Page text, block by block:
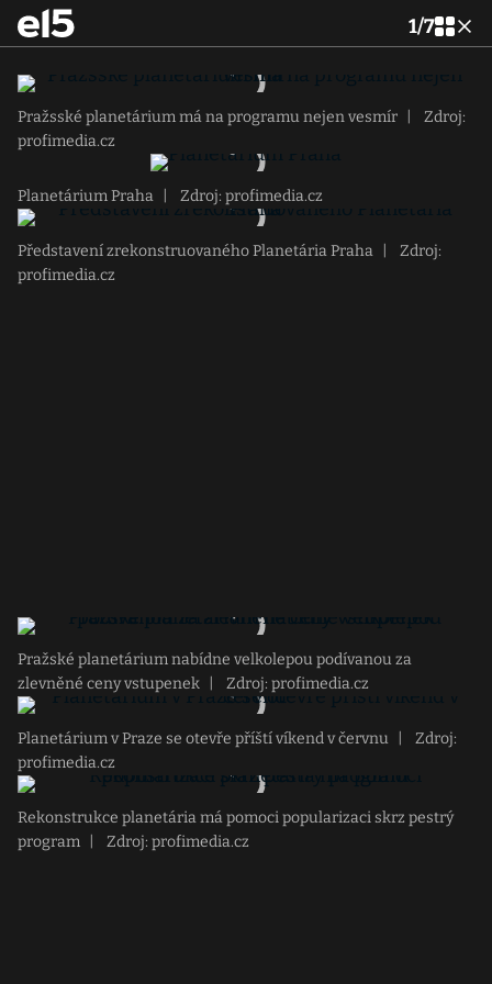
1/7
Pražsské planetárium má na programu nejen vesmír
Zdroj:
profimedia.cz
Planetárium Praha Zdroj: profimedia.cz
Představení zrekonstruovaného Planetária Praha
Zdroj:
profimedia.cz
Pražské planetárium nabídne velkolepou podívanou za
zlevněné ceny vstupenek
Zdroj: profimedia.cz
Planetárium v Praze se otevře příští víkend v červnu
Zdroj:
profimedia.cz
Rekonstrukce planetária má pomoci popularizaci skrz pestrý
program
Zdroj: profimedia.cz